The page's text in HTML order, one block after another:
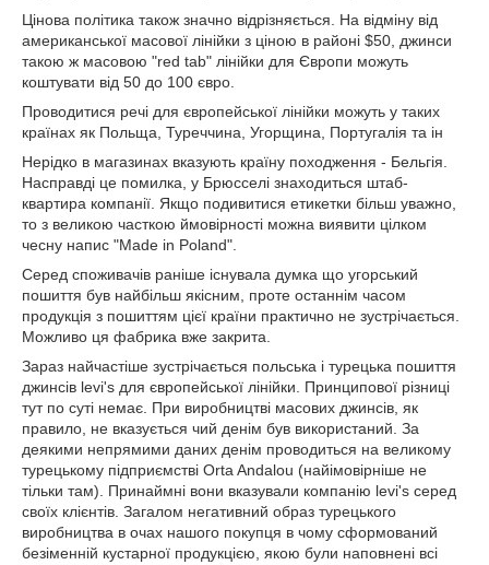
Цінова політика також значно відрізняється. На відміну від
американської масової лінійки з ціною в районі $50, джинси
такою ж масовою "red tab" лінійки для Європи можуть
коштувати від 50 до 100 євро.
Проводитися речі для європейської лінійки можуть у таких
країнах як Польща, Туреччина, Угорщина, Португалія та ін
Нерідко в магазинах вказують країну походження - Бельгія.
Насправді це помилка, у Брюсселі знаходиться штаб-
квартира компанії. Якщо подивитися етикетки більш уважно,
то з великою часткою ймовірності можна виявити цілком
чесну напис "Made in Poland".
Серед споживачів раніше існувала думка що угорський
пошиття був найбільш якісним, проте останнім часом
продукція з пошиттям цієї країни практично не зустрічається.
Можливо ця фабрика вже закрита.
Зараз найчастіше зустрічається польська і турецька пошиття
джинсів levi's для європейської лінійки. Принципової різниці
тут по суті немає. При виробництві масових джинсів, як
правило, не вказується чий денім був використаний. За
деякими непрямими даних денім проводиться на великому
турецькому підприємстві Orta Andalou (найімовірніше не
тільки там). Принаймні вони вказували компанію levi's серед
своїх клієнтів. Загалом негативний образ турецького
виробництва в очах нашого покупця в чому сформований
безіменній кустарної продукцією, якою були наповнені всі